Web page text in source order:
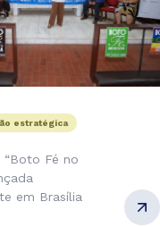
estratégica
“Boto Fé no
em Brasília